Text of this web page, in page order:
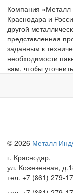
Компания «Металл
Краснодара и
другой
представленная
заданным к
необходимости
вам, чтобы
© 2026 Металл
г. Краснодар,
ул. Кожевенная,
тел. +7 (861) 279-